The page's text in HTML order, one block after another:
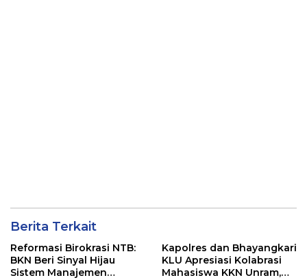
Berita Terkait
Reformasi Birokrasi NTB:
BKN Beri Sinyal Hijau
Sistem Manajemen
Kapolres dan Bhayangkari
KLU Apresiasi Kolabrasi
Mahasiswa KKN Unram,